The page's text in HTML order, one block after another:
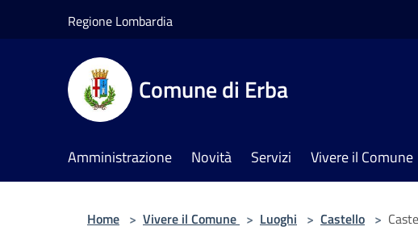
Regione Lombardia
Comune di Erba
Amministrazione Novità Servizi Vivere il Comune
Home > Vivere il Comune > Luoghi > Castello >